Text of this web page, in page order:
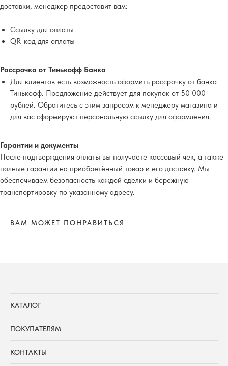
доставки, менеджер предоставит вам:
Ссылку для оплаты
QR-код для оплаты
Рассрочка от Тинькофф Банка
Для клиентов есть возможность оформить рассрочку от банка
Тинькофф. Предложение действует для покупок от 50 000
рублей. Обратитесь с этим запросом к менеджеру магазина и
для вас сформируют персональную ссылку для оформления.
Гарантии и документы
После подтверждения оплаты вы получаете кассовый чек, а также
полные гарантии на приобретённый товар и его доставку. Мы
обеспечиваем безопасность каждой сделки и бережную
транспортировку по указанному адресу.
ВАМ МОЖЕТ ПОНРАВИТЬСЯ
КАТАЛОГ
ПОКУПАТЕЛЯМ
КОНТАКТЫ